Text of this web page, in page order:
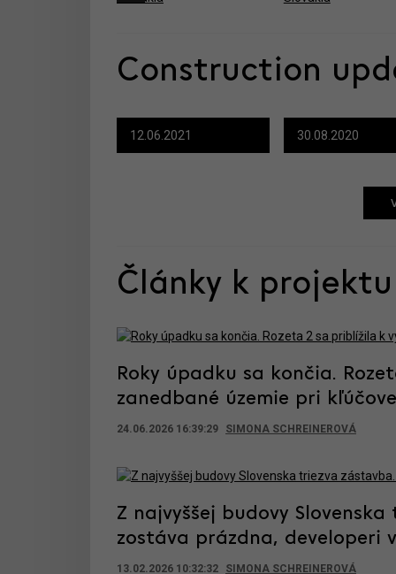
Construction
12.06.2021 30.08.2020
Články k projektu
Roky úpadku sa končia.
zanedbané územie pri
24.06.2026 16:39:29 SIMONA SCHREINEROVÁ
Z najvyššej budovy
zostáva prázdna, developeri
13.02.2026 10:32:32 SIMONA SCHREINEROVÁ